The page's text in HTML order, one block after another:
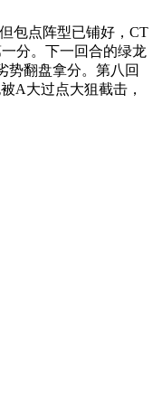
包点阵型已铺好，CT
分。下一回合的绿龙
势翻盘拿分。第八回
A大过点大狙截击，